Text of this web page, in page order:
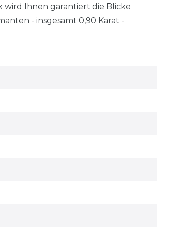
wird Ihnen garantiert die Blicke
- insgesamt 0,90 Karat -